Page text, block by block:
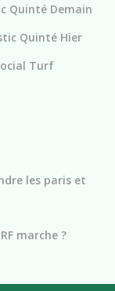
Quinté Demain
Quinté Hier
Turf
les paris et
marche ?